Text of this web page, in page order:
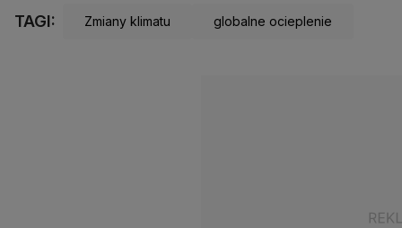
TAGI: Zmiany klimatu globalne ocieplenie